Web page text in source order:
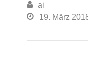
 ai
 19. März